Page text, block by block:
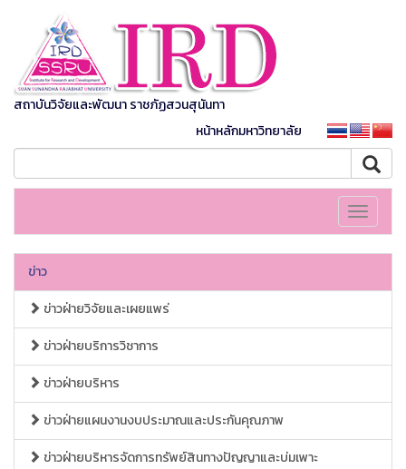
สถาบันวิจัยและพัฒนา ราชภัฏสวนสุนันทา
หน้าหลักมหาวิทยาลัย
Toggle
ข่าว
ข่าวฝ่ายวิจัยและเผยแพร่
ข่าวฝ่ายบริการวิชาการ
ข่าวฝ่ายบริหาร
ข่าวฝ่ายแผนงานงบประมาณและประกันคุณภาพ
ข่าวฝ่ายบริหารจัดการทรัพย์สินทางปัญญาและบ่มเพาะ